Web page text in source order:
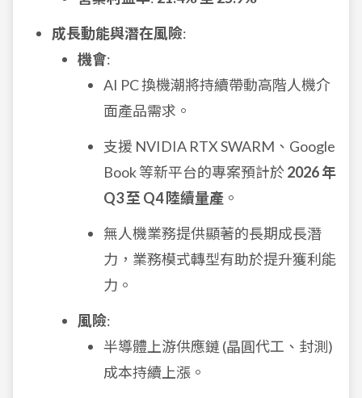
成長動能與潛在風險:
機會:
AI PC 換機潮將持續帶動高階人機介
面產品需求。
支援 NVIDIA RTX SWARM、Google
Book 等新平台的專案預計於2026 年
Q3 至 Q4 陸續量產 。
無人機業務提供顯著的長期成長潛
力，業務模式轉型有助於提升獲利能
力。
風險:
半導體上游供應鏈 (晶圓代工、封測)
成本持續上漲。